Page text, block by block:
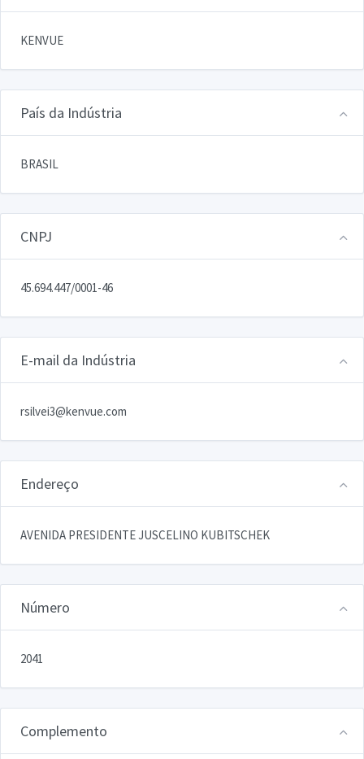
KENVUE
País da Indústria
BRASIL
CNPJ
45.694.447/0001-46
E-mail da Indústria
rsilvei3@kenvue.com
Endereço
AVENIDA PRESIDENTE JUSCELINO KUBITSCHEK
Número
2041
Complemento